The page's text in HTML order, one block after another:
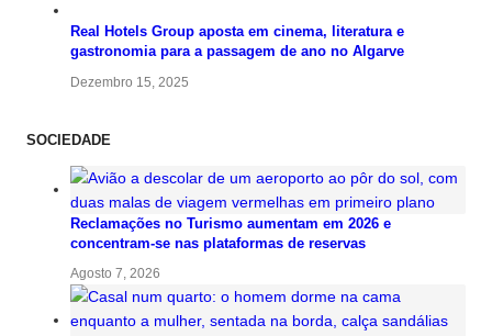
Real Hotels Group aposta em cinema, literatura e
gastronomia para a passagem de ano no Algarve
Dezembro 15, 2025
SOCIEDADE
Reclamações no Turismo aumentam em 2026 e
concentram-se nas plataformas de reservas
Agosto 7, 2026